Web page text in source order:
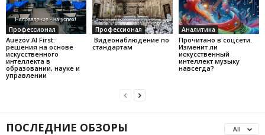
Профессионал
Auezov AI First:
решения на основе
искусственного
интеллекта в
образовании, науке и
управлении
Профессионал
Видеонаблюдение по
стандартам
Аналитика
Прочитано в соцсети.
Изменит ли
искусственный
интеллект музыку
навсегда?
ПОСЛЕДНИЕ ОБЗОРЫ All